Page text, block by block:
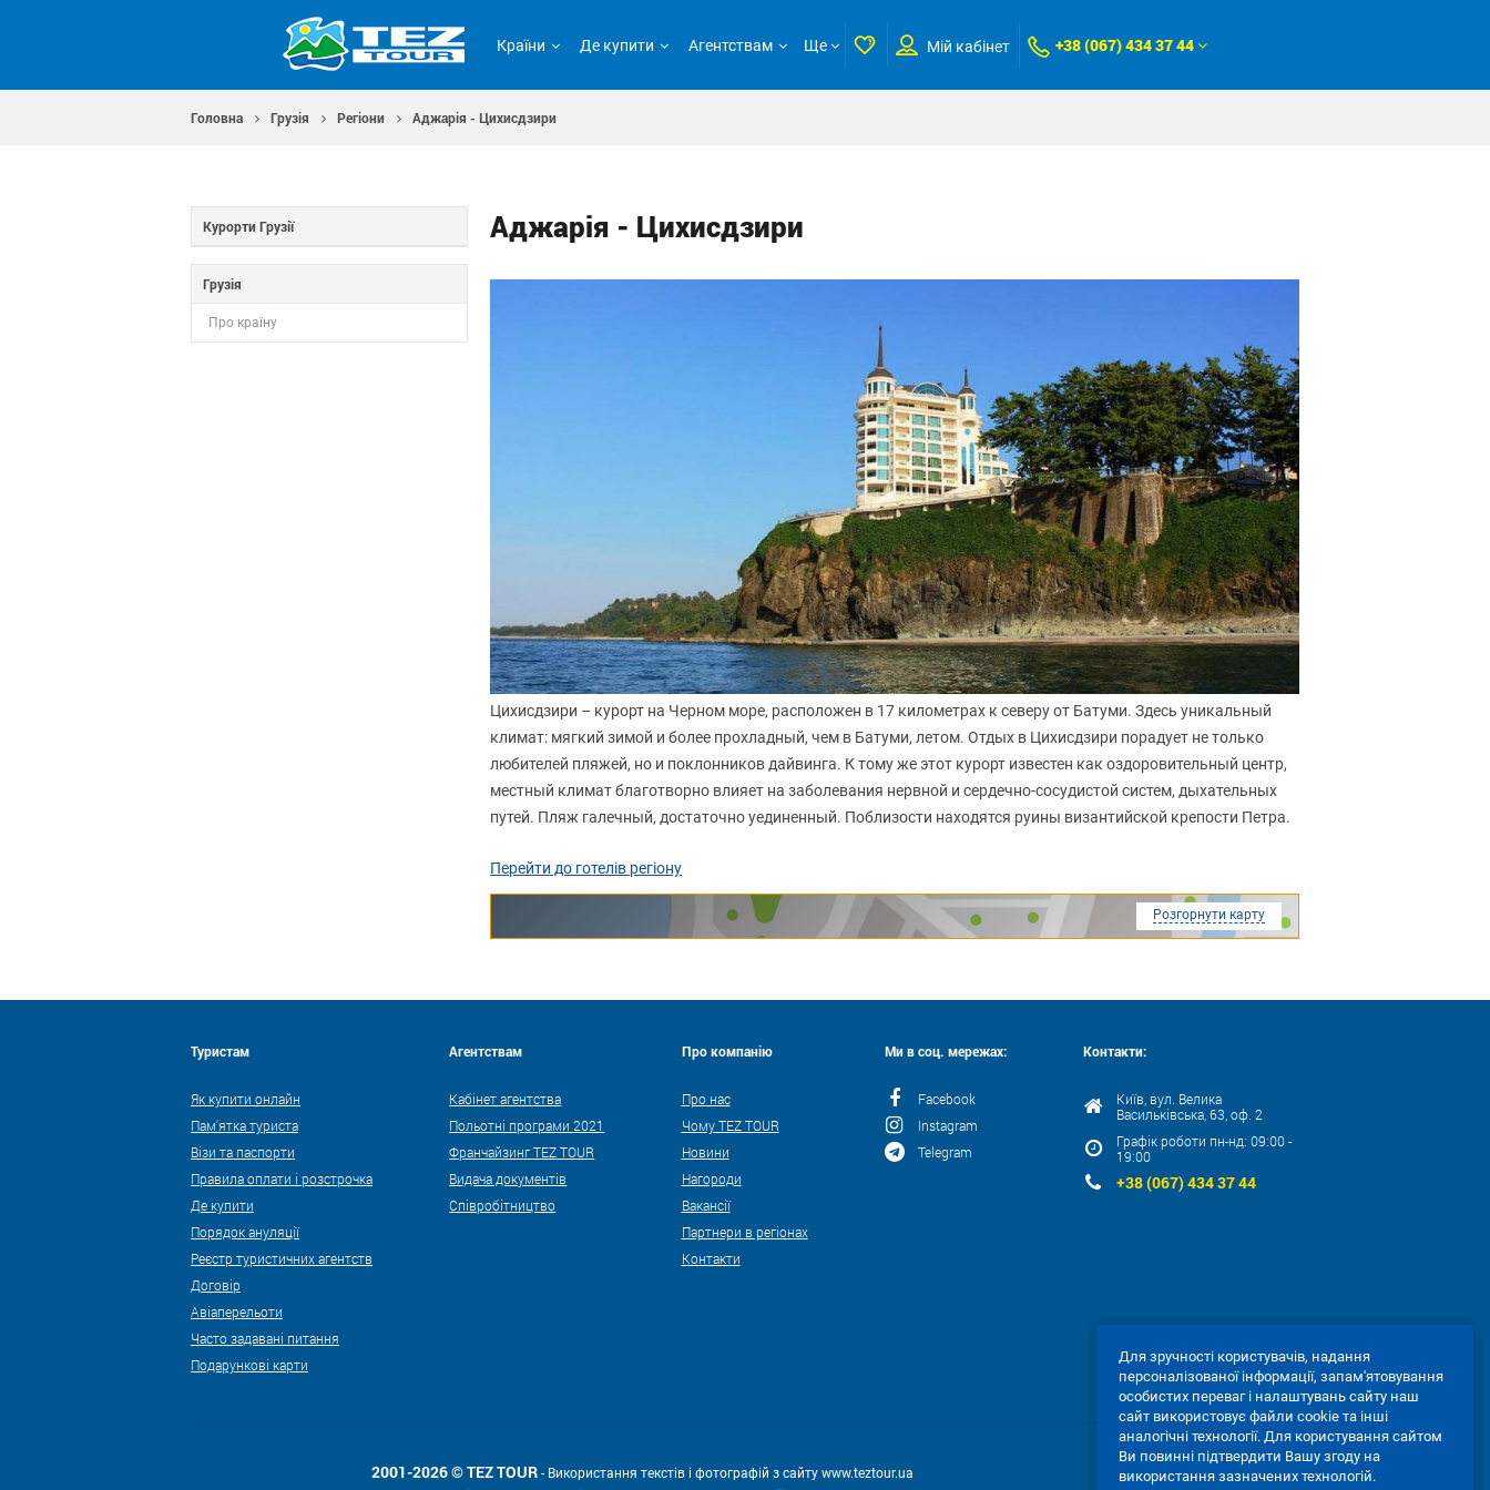
Країни Де купити Агентствам Ще Мій кабінет +38 (067) 434 37 44
Головна Грузія Регіони Аджарія - Цихисдзири
Курорти Грузії
Грузія
Про країну
Аджарія - Цихисдзири
Цихисдзири – курорт на Черном море, расположен в 17 километрах к северу от Батуми. Здесь уникальный
климат: мягкий зимой и более прохладный, чем в Батуми, летом. Отдых в Цихисдзири порадует не только
любителей пляжей, но и поклонников дайвинга. К тому же этот курорт известен как оздоровительный центр,
местный климат благотворно влияет на заболевания нервной и сердечно-сосудистой систем, дыхательных
путей. Пляж галечный, достаточно уединенный. Поблизости находятся руины византийской крепости Петра.
Перейти до готелів регіону
Розгорнути карту
Туристам
Як купити онлайн
Пам'ятка туриста
Візи та паспорти
Правила оплати і розстрочка
Де купити
Порядок ануляції
Реєстр туристичних агентств
Договір
Авіаперельоти
Часто задавані питання
Подарункові карти
Агентствам
Кабінет агентства
Польотні програми 2021
Франчайзинг TEZ TOUR
Видача документів
Співробітництво
Про компанію
Про нас
Чому TEZ TOUR
Новини
Нагороди
Вакансії
Партнери в регіонах
Контакти
Ми в соц. мережах:
Facebook
Instagram
Telegram
Контакти:
Київ, вул. Велика
Васильківська, 63, оф. 2
Графік роботи пн-нд: 09:00 -
19:00
+38 (067) 434 37 44
2001-2026 © TEZ TOUR- Використання текстів і фотографій з сайту www.teztour.ua
Для зручності користувачів, надання
персоналізованої інформації, запам'ятовування
особистих переваг і налаштувань сайту наш
сайт використовує файли cookie та інші
аналогічні технології. Для користування сайтом
Ви повинні підтвердити Вашу згоду на
використання зазначених технологій.